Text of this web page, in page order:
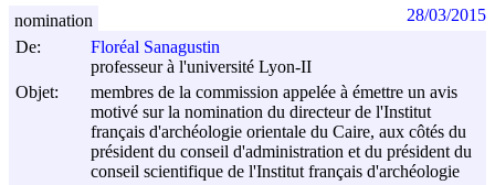
De:
Floréal Sanagustin
professeur à l'université Lyon-II
Objet:
membres de la commission appelée à émettre un avis
motivé sur la nomination du directeur de l'Institut
français d'archéologie orientale du Caire, aux côtés du
président du conseil d'administration et du président du
conseil scientifique de l'Institut français d'archéologie
nomination 28/03/2015